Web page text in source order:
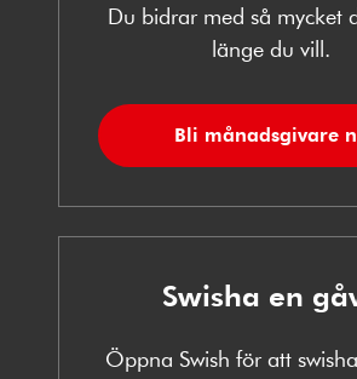
Du bidrar med så mycket
länge du vill.
Bli månadsgivare
Swisha en
Öppna Swish för att